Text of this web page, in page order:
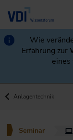
Wie
Erfahrung zur
eines
Anlagentechnik
Seminar